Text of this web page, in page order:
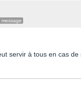
message
servir à tous en cas de